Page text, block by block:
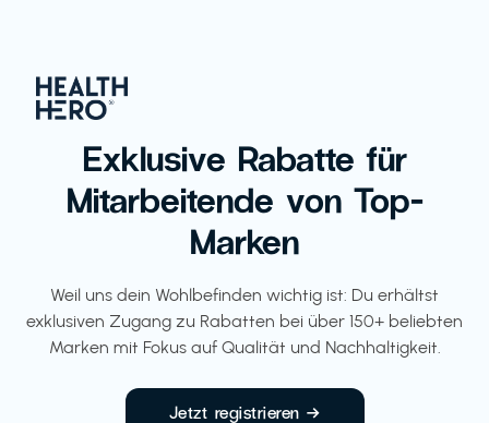
Exklusive Rabatte für
Mitarbeitende von Top-
Marken
Weil uns dein Wohlbefinden wichtig ist: Du erhältst
exklusiven Zugang zu Rabatten bei über 150+ beliebten
Marken mit Fokus auf Qualität und Nachhaltigkeit.
Jetzt registrieren →